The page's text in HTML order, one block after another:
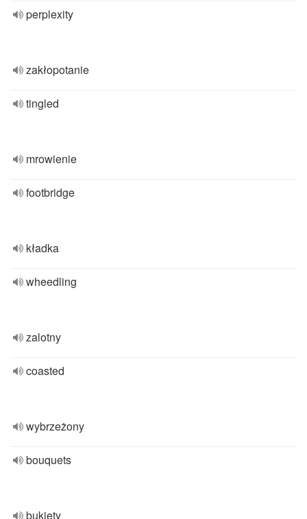
perplexity
zakłopotanie
tingled
mrowienie
footbridge
kładka
wheedling
zalotny
coasted
wybrzeżony
bouquets
bukiety